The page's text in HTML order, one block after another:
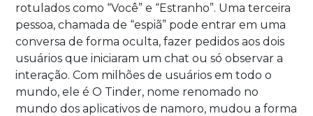
rotulados como “Você” e “Estranho”. Uma terceira
pessoa, chamada de “espiã” pode entrar em uma
conversa de forma oculta, fazer pedidos aos dois
usuários que iniciaram um chat ou só observar a
interação. Com milhões de usuários em todo o
mundo, ele é O Tinder, nome renomado no
mundo dos aplicativos de namoro, mudou a forma